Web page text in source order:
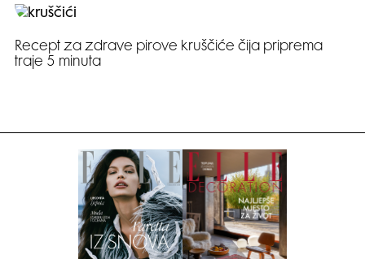
Recept za zdrave pirove kruščiće čija priprema
traje 5 minuta